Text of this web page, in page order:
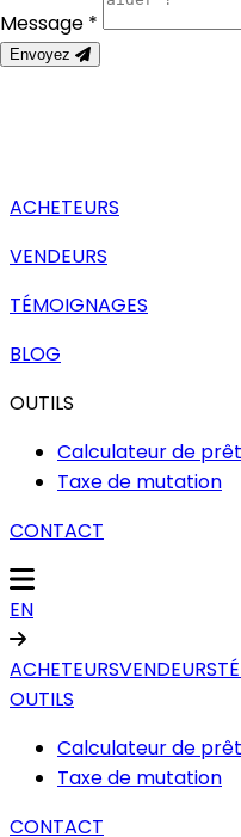
ACHETEURS
VENDEURS
TÉMOIGNAGES
BLOG
OUTILS
Calculateur de
Taxe de mutation
CONTACT
EN
ACHETEURSVENDEURS
OUTILS
Calculateur de
Taxe de mutation
CONTACT
Message *
Envoyez